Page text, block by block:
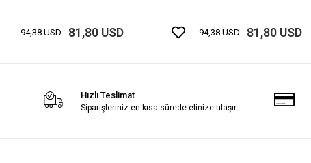
94,38 USD 81,80 USD 94,38 USD 81,80 USD
Hızlı Teslimat
Siparişleriniz en kısa sürede elinize ulaşır.